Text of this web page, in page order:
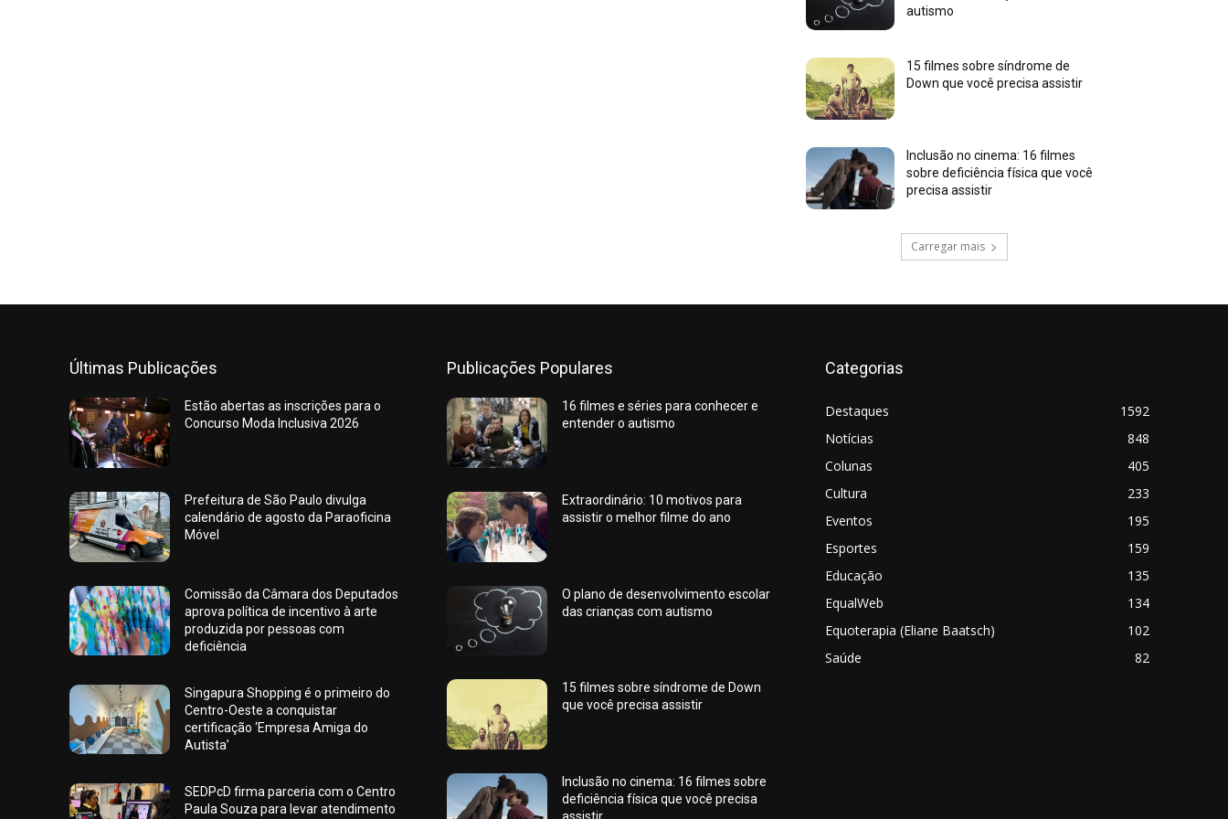
autismo
15 filmes sobre síndrome de
Down que você precisa assistir
Inclusão no cinema: 16 filmes
sobre deficiência física que você
precisa assistir
Carregar mais
Últimas Publicações
Estão abertas as inscrições para o
Concurso Moda Inclusiva 2026
Prefeitura de São Paulo divulga
calendário de agosto da Paraoficina
Móvel
Comissão da Câmara dos Deputados
aprova política de incentivo à arte
produzida por pessoas com
deficiência
Singapura Shopping é o primeiro do
Centro-Oeste a conquistar
certificação ‘Empresa Amiga do
Autista’
SEDPcD firma parceria com o Centro
Paula Souza para levar atendimento
Publicações Populares
16 filmes e séries para conhecer e
entender o autismo
Extraordinário: 10 motivos para
assistir o melhor filme do ano
O plano de desenvolvimento escolar
das crianças com autismo
15 filmes sobre síndrome de Down
que você precisa assistir
Inclusão no cinema: 16 filmes sobre
deficiência física que você precisa
Categorias
Destaques
1592
Notícias
848
Colunas
405
Cultura
233
Eventos
195
Esportes
159
Educação
135
EqualWeb
134
Equoterapia (Eliane Baatsch)
102
Saúde
82